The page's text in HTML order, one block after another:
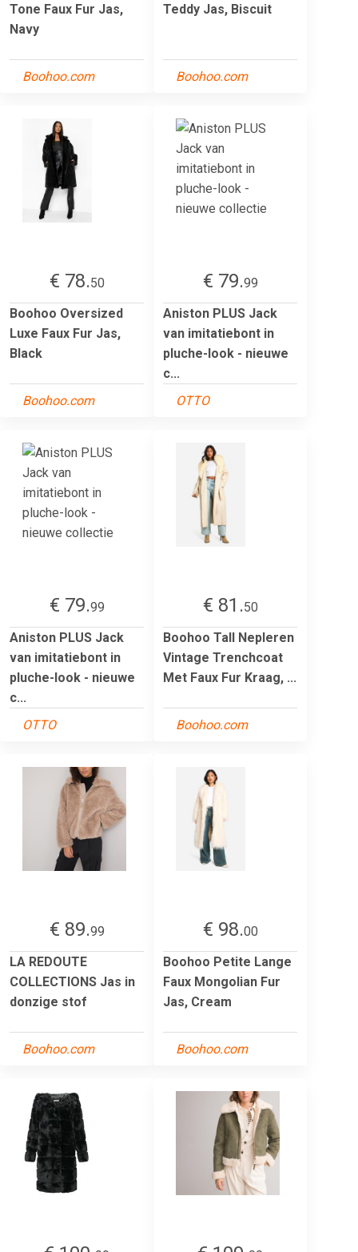
Tone Faux Fur Jas,
Navy
Boohoo.com
Teddy Jas, Biscuit
Boohoo.com
€ 78.50
Boohoo Oversized
Luxe Faux Fur Jas,
Black
Boohoo.com
€ 79.99
Aniston PLUS Jack
van imitatiebont in
pluche-look - nieuwe
c...
OTTO
€ 79.99
Aniston PLUS Jack
van imitatiebont in
pluche-look - nieuwe
c...
OTTO
€ 81.50
Boohoo Tall Nepleren
Vintage Trenchcoat
Met Faux Fur Kraag, ...
Boohoo.com
€ 89.99
LA REDOUTE
COLLECTIONS Jas in
donzige stof
Boohoo.com
€ 98.00
Boohoo Petite Lange
Faux Mongolian Fur
Jas, Cream
Boohoo.com